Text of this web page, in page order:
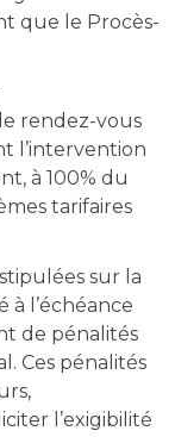
que le Procès-
rendez-vous
l’intervention
à 100% du
tarifaires
sur la
l’échéance
de pénalités
Ces pénalités
l’exigibilité